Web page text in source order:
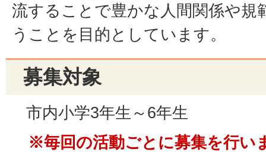
流することで豊かな人間関係や規
うことを目的としています。
募集対象
市内小学3年生～6年生
※毎回の活動ごとに募集を行い